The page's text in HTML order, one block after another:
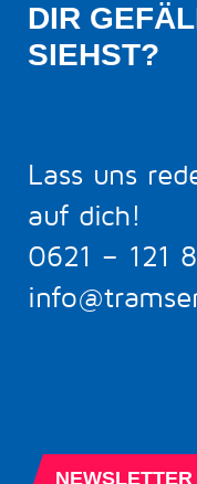
DIR
SIEHST?
Lass uns
auf dich!
0621 – 121